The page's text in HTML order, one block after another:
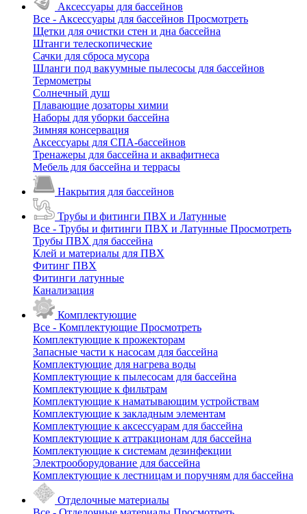
Аксессуары для бассейнов
Все - Аксессуары для бассейнов Просмотреть
Щетки для очистки стен и дна бассейна
Штанги телескопические
Сачки для сброса мусора
Шланги под вакуумные пылесосы для бассейнов
Термометры
Солнечный душ
Плавающие дозаторы химии
Наборы для уборки бассейна
Зимняя консервация
Аксессуары для СПА-бассейнов
Тренажеры для бассейна и аквафитнеса
Мебель для бассейна и террасы
Накрытия для бассейнов
Трубы и фитинги ПВХ и Латунные
Все - Трубы и фитинги ПВХ и Латунные Просмотреть
Трубы ПВХ для бассейна
Клей и материалы для ПВХ
Фитинг ПВХ
Фитинги латунные
Канализация
Комплектующие
Все - Комплектующие Просмотреть
Комплектующие к прожекторам
Запасные части к насосам для бассейна
Комплектующие для нагрева воды
Комплектующие к пылесосам для бассейна
Комплектующие к фильтрам
Комплектующие к наматывающим устройствам
Комплектующие к закладным элементам
Комплектующие к аксессуарам для бассейна
Комплектующие к аттракционам для бассейна
Комплектующие к системам дезинфекции
Электрооборудование для бассейна
Комплектующие к лестницам и поручням для бассейна
Отделочные материалы